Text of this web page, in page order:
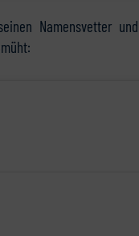
Namensvetter